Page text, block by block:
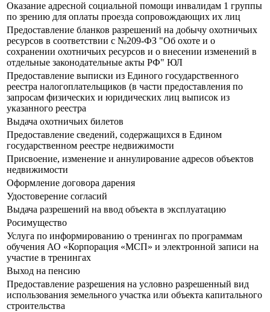
Оказание адресной социальной помощи инвалидам 1 группы
по зрению для оплаты проезда сопровождающих их лиц
Предоставление бланков разрешений на добычу охотничьих
ресурсов в соответствии с №209-ФЗ "Об охоте и о
сохранении охотничьих ресурсов и о внесении изменений в
отдельные законодательные акты РФ" ЮЛ
Предоставление выписки из Единого государственного
реестра налогоплательщиков (в части предоставления по
запросам физических и юридических лиц выписок из
указанного реестра
Выдача охотничьих билетов
Предоставление сведений, содержащихся в Едином
государственном реестре недвижимости
Присвоение, изменение и аннулирование адресов объектов
недвижимости
Оформление договора дарения
Удостоверение согласий
Выдача разрешений на ввод объекта в эксплуатацию
Росимущество
Услуга по информированию о тренингах по программам
обучения АО «Корпорация «МСП» и электронной записи на
участие в тренингах
Выход на пенсию
Предоставление разрешения на условно разрешенный вид
использования земельного участка или объекта капитального
строительства